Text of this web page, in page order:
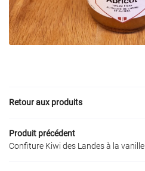
PRODUITS
AVIS
Retour aux produits
Produit précédent
Confiture Kiwi des Landes à la vanille